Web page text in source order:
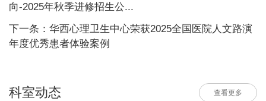
向-2025年秋季进修招生公...
下一条：华西心理卫生中心荣获2025全国医院人文路演
年度优秀患者体验案例
科室动态 查看更多